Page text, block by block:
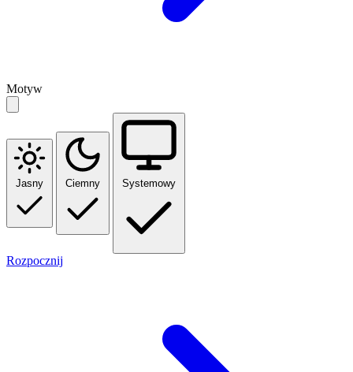
Motyw
Jasny Ciemny Systemowy
Rozpocznij